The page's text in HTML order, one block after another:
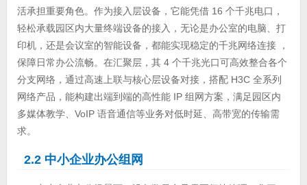
活承担重要角色。作为接入层设备，它能凭借 16 个千兆电口，
轻松承载园区内大量终端设备的接入，无论是办公室的电脑、打
印机，还是会议室的智能设备，都能实现稳定的千兆网络连接 ，
保障日常办公流畅。在汇聚层，其 4 个千兆光口可高效整合各个
分支网络，通过高速上联与核心层设备对接，搭配 H3C 全系列
网络产品，能构建出端到端的高性能 IP 组网方案，满足园区内
多媒体教学、VoIP 语音通信等业务对低时延、高带宽的传输需
求。
2.2 中小企业办公组网